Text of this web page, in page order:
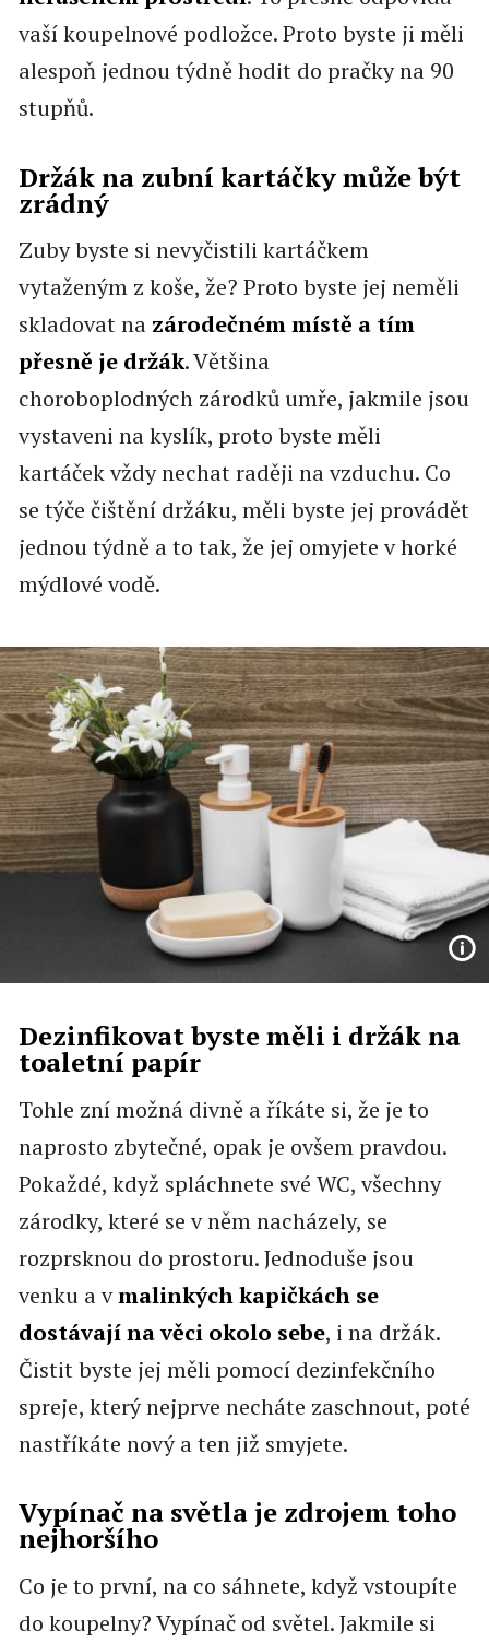
vaší koupelnové podložce. Proto byste ji měli
alespoň jednou týdně hodit do pračky na 90
stupňů.
Držák na zubní kartáčky může být
zrádný
Zuby byste si nevyčistili kartáčkem
vytaženým z koše, že? Proto byste jej neměli
skladovat na zárodečném místě a tím
přesně je držák. Většina
choroboplodných zárodků umře, jakmile jsou
vystaveni na kyslík, proto byste měli
kartáček vždy nechat raději na vzduchu. Co
se týče čištění držáku, měli byste jej provádět
jednou týdně a to tak, že jej omyjete v horké
mýdlové vodě.
Dezinfikovat byste měli i držák na
toaletní papír
Tohle zní možná divně a říkáte si, že je to
naprosto zbytečné, opak je ovšem pravdou.
Pokaždé, když spláchnete své WC, všechny
zárodky, které se v něm nacházely, se
rozprsknou do prostoru. Jednoduše jsou
venku a vmalinkých kapičkách se
dostávají na věci okolo sebe, i na držák.
Čistit byste jej měli pomocí dezinfekčního
spreje, který nejprve necháte zaschnout, poté
nastříkáte nový a ten již smyjete.
Vypínač na světla je zdrojem toho
nejhoršího
Co je to první, na co sáhnete, když vstoupíte
do koupelny? Vypínač od světel. Jakmile si